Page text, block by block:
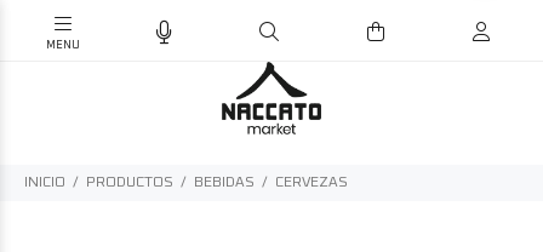
INICIO PRODUCTOS BEBIDAS CERVEZAS